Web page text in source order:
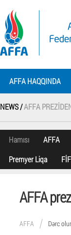
AFFA HAQQINDA
NEWS /AFFA
Hamısı AFFA
Premyer Liqa
AFFA
AFFA Dərc